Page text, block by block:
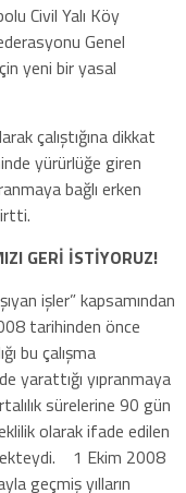
Civil Yalı Köy
Genel
yeni bir yasal
çalıştığına dikkat
yürürlüğe giren
bağlı erken
GERİ İSTİYORUZ!
işler” kapsamından
tarihinden önce
bu çalışma
yarattığı yıpranmaya
sürelerine 90 gün
olarak ifade edilen
1 Ekim 2008
geçmiş yılların